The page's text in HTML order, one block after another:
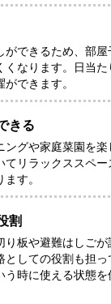
できるため、部屋
くなります。日当た
できます。
きる
グや家庭菜園を楽
てリラックススペー
す。
割
板や避難はしごが
しての役割も担っ
時に使える状態を